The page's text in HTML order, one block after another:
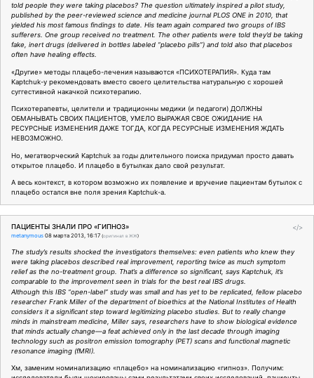
told people they were taking placebos? The question ultimately inspired a pilot study,
published by the peer-reviewed science and medicine journal PLOS ONE in 2010, that
yielded his most famous findings to date. His team again compared two groups of IBS
sufferers. One group received no treatment. The other patients were told they’d be taking
fake, inert drugs (delivered in bottles labeled “placebo pills”) and told also that placebos
often have healing effects.
«Другие» методы плацебо-лечения называются «ПСИХОТЕРАПИЯ». Куда там
Kaptchuk-у рекомендовать вместо своего целительства натуральную с хорошей
суггестивной накачкой психотерапию.
Психотерапевты, целители и традиционны медики (и педагоги) ДОЛЖНЫ
ОБМАНЫВАТЬ СВОИХ ПАЦИЕНТОВ, УМЕЛО ВЫРАЖАЯ СВОЕ ОЖИДАНИЕ НА
РЕСУРСНЫЕ ИЗМЕНЕНИЯ ДАЖЕ ТОГДА, КОГДА РЕСУРСНЫЕ ИЗМЕНЕНИЯ ЖДАТЬ
НЕВОЗМОЖНО.
Но, мегатворческий Kaptchuk за годы длительного поиска придумал просто давать
открытое плацебо. И плацебо в бутылках дало свой результат.
А весь контекст, в котором возможно их появление и вручение пациентам бутылок с
плацебо остался вне поля зрения Kaptchuk-а.
</>
ПАЦИЕНТЫ ЗНАЛИ ПРО «ГИПНОЗ»
metanymous 08 марта 2013, 16:17 (оригинал в ЖЖ)
The study’s results shocked the investigators themselves: even patients who knew they
were taking placebos described real improvement, reporting twice as much symptom
relief as the no-treatment group. That’s a difference so significant, says Kaptchuk, it’s
comparable to the improvement seen in trials for the best real IBS drugs.
Although this IBS “open-label” study was small and has yet to be replicated, fellow placebo
researcher Frank Miller of the department of bioethics at the National Institutes of Health
considers it a significant step toward legitimizing placebo studies. But to really change
minds in mainstream medicine, Miller says, researchers have to show biological evidence
that minds actually change—a feat achieved only in the last decade through imaging
technology such as positron emission tomography (PET) scans and functional magnetic
resonance imaging (fMRI).
Хм, заменим номинализацию «плацебо» на номинализацию «гипноз». Получим: